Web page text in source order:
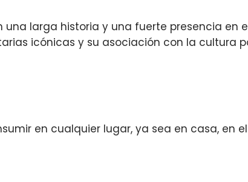
larga historia y una fuerte presencia en
icónicas y su asociación con la cultura
en cualquier lugar, ya sea en casa, en